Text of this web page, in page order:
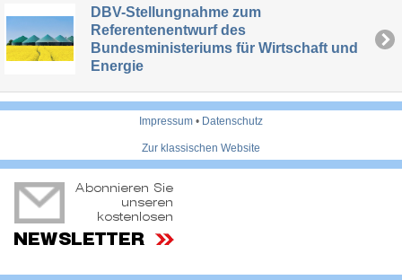
DBV-Stellungnahme zum
Referentenentwurf des
Bundesministeriums für Wirtschaft und
Energie
Impressum • Datenschutz
Zur klassischen Website